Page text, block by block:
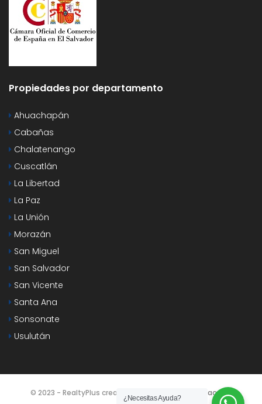
Propiedades por departamento
Ahuachapán
Cabañas
Chalatenango
Cuscatlán
La Libertad
La Paz
La Unión
Morazán
San Miguel
San Salvador
San Vicente
Santa Ana
Sonsonate
Usulután
© 2023 - RealtyPlus creado por Agencia SEO y Redacción
¿Necesitas Ayuda?